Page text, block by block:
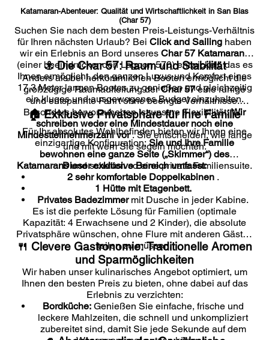
Katamaran-Abenteuer: Qualität und Wirtschaftlichkeit in San Blas
(Char 57)
Suchen Sie nach dem besten Preis-Leistungs-Verhältnis
für Ihren nächsten Urlaub? Bei Click and Sailing haben
wir ein Erlebnis an Bord unseres Char 57 Katamarans
(einer beeindruckenden Lagoon 570) entwickelt, das es
Ihnen ermöglicht, den ganzen Luxus und Komfort eines
17,3 Meter langen Bootes zu genießen und gleichzeitig
ein kluges und ausgewogenes Budget einzuhalten.
⚓ Die Char 57: Raum und Stabilität
Anders als bei herkömmlichen Booten ermöglicht die
großzügige Raumaufteilung derChar 57eine ruhige
und entspannte Fahrt ohne beengte Verhältnisse.
Besonders hervorzuheben ist unsere Flexibilität:Wir
schreiben weder eine Mindestdauer noch eine
Mindestteilnehmerzahl vor. Sie entscheiden, wie lange
und mit wem Sie segeln möchten.
🏠 Exklusive Privatsphäre für Ihre Familie
Für Ihr absolutes Wohlbefinden bieten wir Ihnen eine
einzigartige Konfiguration:Sie und Ihre Familie
bewohnen eine ganze Seite („Skimmer“) des
Katamaransund schaffen so eine private Familiensuite.
Dieser exklusive Bereich umfasst:
2 sehr komfortable Doppelkabinen.
1 Hütte mit Etagenbett.
Privates Badezimmermit Dusche in jeder Kabine.
Es ist die perfekte Lösung für Familien (optimale
Kapazität: 4 Erwachsene und 2 Kinder), die absolute
Privatsphäre wünschen, ohne Flure mit anderen Gästen
teilen zu müssen.
🍴 Clevere Gastronomie: Traditionelle Aromen
und Sparmöglichkeiten
Wir haben unser kulinarisches Angebot optimiert, um
Ihnen den besten Preis zu bieten, ohne dabei auf das
Erlebnis zu verzichten:
Bordküche:Genießen Sie einfache, frische und
leckere Mahlzeiten, die schnell und unkompliziert
zubereitet sind, damit Sie jede Sekunde auf dem